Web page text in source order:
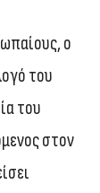
ο
του
του
στον